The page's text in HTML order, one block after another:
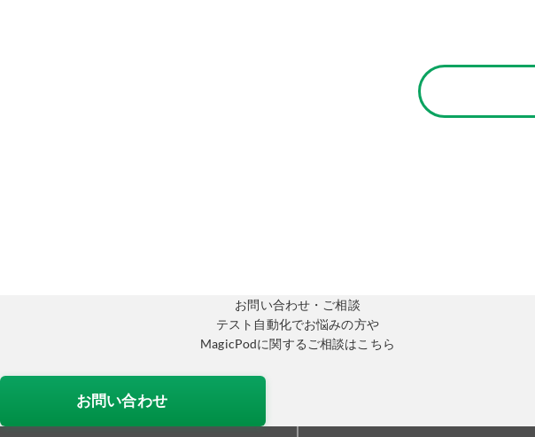
お問い合わせ・ご相談
テスト自動化でお悩みの方や
MagicPodに関するご相談はこちら
お問い合わせ